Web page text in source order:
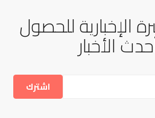
الإخبارية للحصول
الأخبار